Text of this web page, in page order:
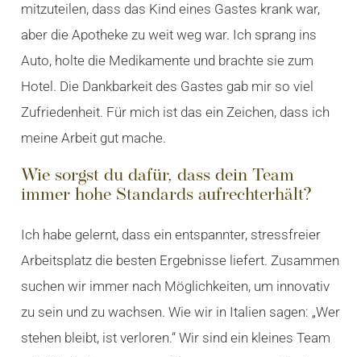
mitzuteilen, dass das Kind eines Gastes krank war,
aber die Apotheke zu weit weg war. Ich sprang ins
Auto, holte die Medikamente und brachte sie zum
Hotel. Die Dankbarkeit des Gastes gab mir so viel
Zufriedenheit. Für mich ist das ein Zeichen, dass ich
meine Arbeit gut mache.
Wie sorgst du dafür, dass dein Team
immer hohe Standards aufrechterhält?
Ich habe gelernt, dass ein entspannter, stressfreier
Arbeitsplatz die besten Ergebnisse liefert. Zusammen
suchen wir immer nach Möglichkeiten, um innovativ
zu sein und zu wachsen. Wie wir in Italien sagen: „Wer
stehen bleibt, ist verloren.“ Wir sind ein kleines Team